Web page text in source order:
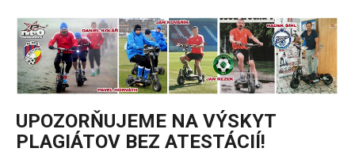
UPOZORŇUJEME NA VÝSKYT
PLAGIÁTOV BEZ ATESTÁCIÍ!